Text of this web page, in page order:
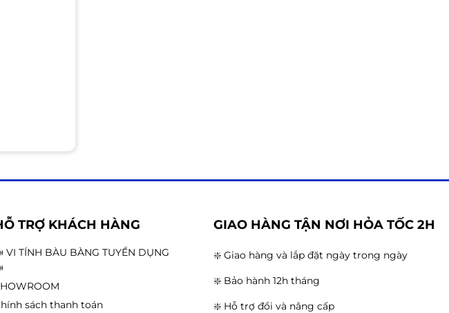
TRỢ KHÁCH HÀNG
VI TÍNH BÀU BÀNG TUYỂN DỤNG
sách thanh toán
GIAO HÀNG TẬN NƠI HỎA TỐC 2H
❇️ Giao hàng và lắp đặt ngày trong ngày
❇️ Bảo hành 12h tháng
❇️ Hỗ trợ đổi và nâng cấp